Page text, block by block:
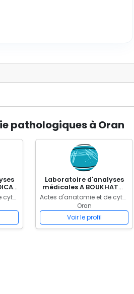
pathologiques à Oran
Actes d'anatomie et de cytologie pathologiques
Laboratoire d'analyses
médicales A BOUKHATMI
MEDILAB
Actes d'anatomie et de cytologie pathologiques
Oran
Voir le profil